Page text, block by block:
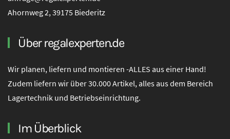
Ahornweg 2, 39175 Biederitz
Über regalexperten.de
Wir planen, liefern und montieren -ALLES aus einer Hand!
Zudem liefern wir über 30.000 Artikel, alles aus dem Bereich
Lagertechnik und Betriebseinrichtung.
Im Überblick